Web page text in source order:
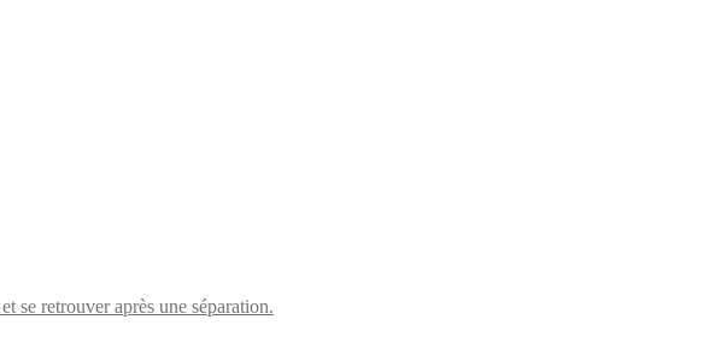
se retrouver après une séparation.